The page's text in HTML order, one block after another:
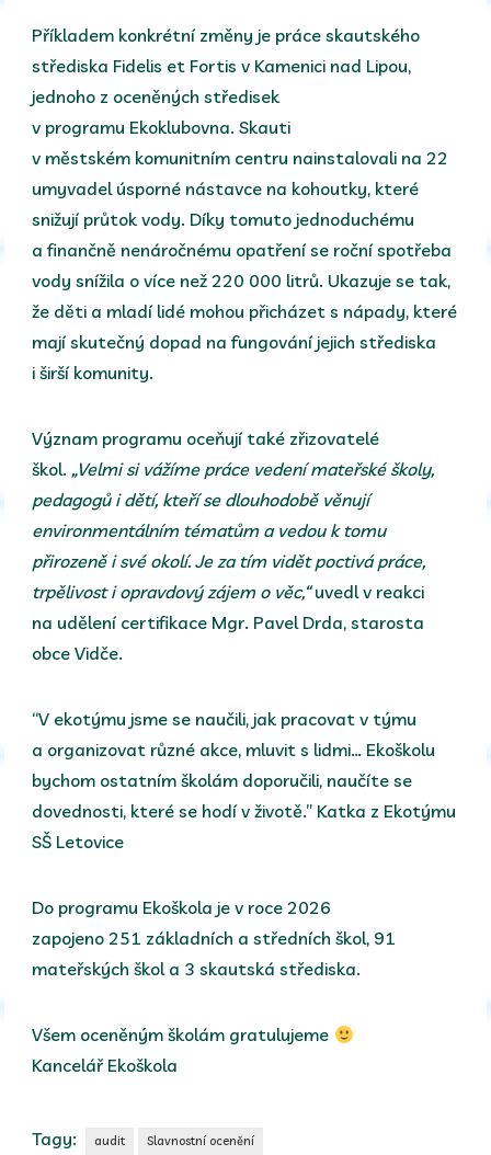
Příkladem konkrétní změny je práce skautského
střediska Fidelis et Fortis v Kamenici nad Lipou,
jednoho z oceněných středisek
v programu Ekoklubovna. Skauti
v městském komunitním centru nainstalovali na 22
umyvadel úsporné nástavce na kohoutky, které
snižují průtok vody. Díky tomuto jednoduchému
a finančně nenáročnému opatření se roční spotřeba
vody snížila o více než 220 000 litrů. Ukazuje se tak,
že děti a mladí lidé mohou přicházet s nápady, které
mají skutečný dopad na fungování jejich střediska
i širší komunity.
Význam programu oceňují také zřizovatelé
škol. „Velmi si vážíme práce vedení mateřské školy,
pedagogů i dětí, kteří se dlouhodobě věnují
environmentálním tématům a vedou k tomu
přirozeně i své okolí. Je za tím vidět poctivá práce,
trpělivost i opravdový zájem o věc,“uvedl v reakci
na udělení certifikace Mgr. Pavel Drda, starosta
obce Vidče.
“V ekotýmu jsme se naučili, jak pracovat v týmu
a organizovat různé akce, mluvit s lidmi… Ekoškolu
bychom ostatním školám doporučili, naučíte se
dovednosti, které se hodí v životě.” Katka z Ekotýmu
SŠ Letovice
Do programu Ekoškola je v roce 2026
zapojeno 251 základních a středních škol, 91
mateřských škol a 3 skautská střediska.
Všem oceněným školám gratulujeme
Kancelář Ekoškola
Tagy: audit Slavnostní ocenění